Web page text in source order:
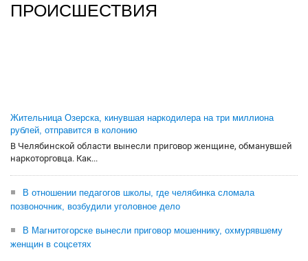
ПРОИСШЕСТВИЯ
Жительница Озерска, кинувшая наркодилера на три миллиона
рублей, отправится в колонию
В Челябинской области вынесли приговор женщине, обманувшей
наркоторговца. Как...
В отношении педагогов школы, где челябинка сломала
позвоночник, возбудили уголовное дело
В Магнитогорске вынесли приговор мошеннику, охмурявшему
женщин в соцсетях